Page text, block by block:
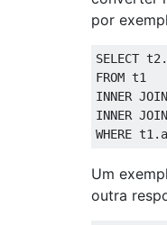
por
SELECT t2 .
FROM
INNER JOIN
INNER JOIN
WHERE t1 . a
Um
outra